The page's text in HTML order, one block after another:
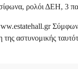
ρολόι ΔΕΗ, 3
της αστυνομικής